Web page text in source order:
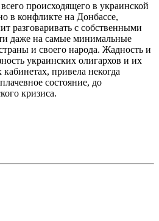
происходящего в украинской
в конфликте на Донбассе,
разговаривать с собственными
даже на самые минимальные
и своего народа. Жадность и
украинских олигархов и их
привела некогда
состояние, до
кризиса.